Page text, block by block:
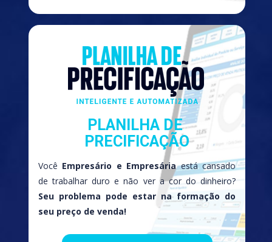
PLANILHA DE
PRECIFICAÇÃO​
Você Empresário e Empresária está cansado
Seu problema pode estar na formação do
seu preço de venda!